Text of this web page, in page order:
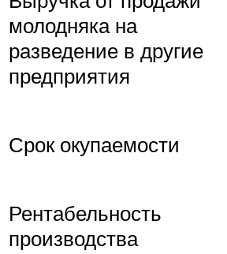
молодняка на
разведение в другие
предприятия
Срок окупаемости
Рентабельность
производства